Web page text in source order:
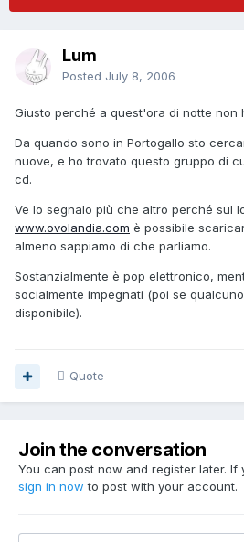
Lum
Posted July 8, 2006
Giusto perché a quest'ora di notte non
Da quando sono in Portogallo sto
nuove, e ho trovato questo gruppo di
cd.
Ve lo segnalo più che altro perché sul
www.ovolandia.com è possibile
almeno sappiamo di che parliamo.
Sostanzialmente è pop elettronico,
socialmente impegnati (poi se
disponibile).
Quote
Join the conversation
You can post now and register later. If
sign in now to post with your account.